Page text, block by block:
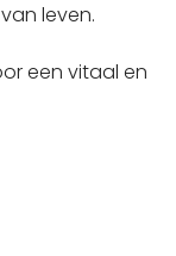
leven.
een vitaal en